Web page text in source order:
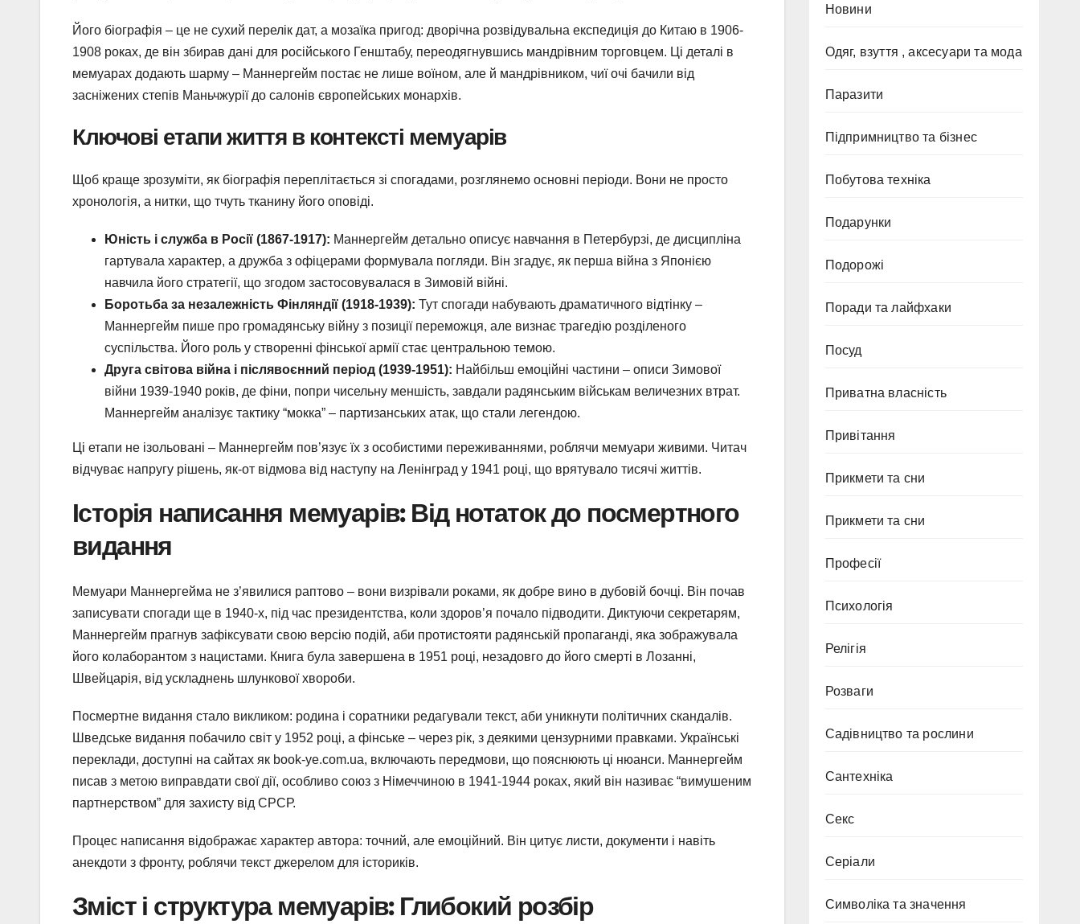
Його біографія – це не сухий перелік дат, а мозаїка пригод: дворічна розвідувальна експедиція до Китаю в 1906-
1908 роках, де він збирав дані для російського Генштабу, переодягнувшись мандрівним торговцем. Ці деталі в
мемуарах додають шарму – Маннергейм постає не лише воїном, але й мандрівником, чиї очі бачили від
засніжених степів Маньчжурії до салонів європейських монархів.
Ключові етапи життя в контексті мемуарів
Щоб краще зрозуміти, як біографія переплітається зі спогадами, розглянемо основні періоди. Вони не просто
хронологія, а нитки, що тчуть тканину його оповіді.
Юність і служба в Росії (1867-1917): Маннергейм детально описує навчання в Петербурзі, де дисципліна
гартувала характер, а дружба з офіцерами формувала погляди. Він згадує, як перша війна з Японією
навчила його стратегії, що згодом застосовувалася в Зимовій війні.
Боротьба за незалежність Фінляндії (1918-1939): Тут спогади набувають драматичного відтінку –
Маннергейм пише про громадянську війну з позиції переможця, але визнає трагедію розділеного
суспільства. Його роль у створенні фінської армії стає центральною темою.
Друга світова війна і післявоєнний період (1939-1951): Найбільш емоційні частини – описи Зимової
війни 1939-1940 років, де фіни, попри чисельну меншість, завдали радянським військам величезних втрат.
Маннергейм аналізує тактику “мокка” – партизанських атак, що стали легендою.
Ці етапи не ізольовані – Маннергейм пов’язує їх з особистими переживаннями, роблячи мемуари живими. Читач
відчуває напругу рішень, як-от відмова від наступу на Ленінград у 1941 році, що врятувало тисячі життів.
Історія написання мемуарів: Від нотаток до посмертного
видання
Мемуари Маннергейма не з’явилися раптово – вони визрівали роками, як добре вино в дубовій бочці. Він почав
записувати спогади ще в 1940-х, під час президентства, коли здоров’я почало підводити. Диктуючи секретарям,
Маннергейм прагнув зафіксувати свою версію подій, аби протистояти радянській пропаганді, яка зображувала
його колаборантом з нацистами. Книга була завершена в 1951 році, незадовго до його смерті в Лозанні,
Швейцарія, від ускладнень шлункової хвороби.
Посмертне видання стало викликом: родина і соратники редагували текст, аби уникнути політичних скандалів.
Шведське видання побачило світ у 1952 році, а фінське – через рік, з деякими цензурними правками. Українські
переклади, доступні на сайтах як book-ye.com.ua, включають передмови, що пояснюють ці нюанси. Маннергейм
писав з метою виправдати свої дії, особливо союз з Німеччиною в 1941-1944 роках, який він називає “вимушеним
партнерством” для захисту від СРСР.
Процес написання відображає характер автора: точний, але емоційний. Він цитує листи, документи і навіть
анекдоти з фронту, роблячи текст джерелом для істориків.
Зміст і структура мемуарів: Глибокий розбір
Новини
Одяг, взуття , аксесуари та мода
Паразити
Підпримництво та бізнес
Побутова техніка
Подарунки
Подорожі
Поради та лайфхаки
Посуд
Приватна власність
Привітання
Прикмети та сни
Прикмети та сни
Професії
Психологія
Релігія
Розваги
Садівництво та рослини
Сантехніка
Секс
Серіали
Символіка та значення